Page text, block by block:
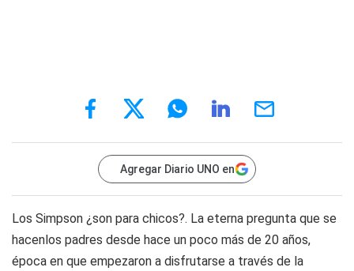
Agregar Diario UNO en
Los Simpson ¿son para chicos?. La eterna pregunta que se
hacenlos padres desde hace un poco más de 20 años,
época en que empezaron a disfrutarse a través de la